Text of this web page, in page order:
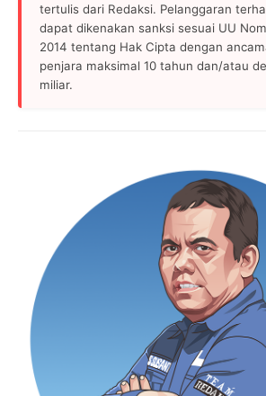
tertulis dari Redaksi. Pelanggaran
dapat dikenakan sanksi sesuai UU
2014 tentang Hak Cipta dengan
penjara maksimal 10 tahun dan/atau
miliar.